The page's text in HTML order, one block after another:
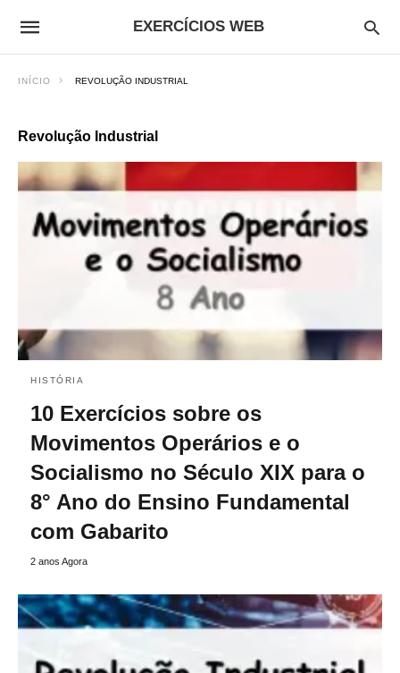
EXERCÍCIOS WEB
INÍCIO REVOLUÇÃO INDUSTRIAL
Revolução Industrial
HISTÓRIA
10 Exercícios sobre os
Movimentos Operários e o
Socialismo no Século XIX para o
8° Ano do Ensino Fundamental
com Gabarito
2 anos Agora